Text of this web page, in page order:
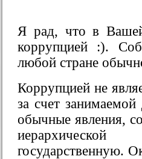
Я рад, что в Вашей
коррупцией :).
любой стране
Коррупцией не
за счет
обычные явления,
государственную.